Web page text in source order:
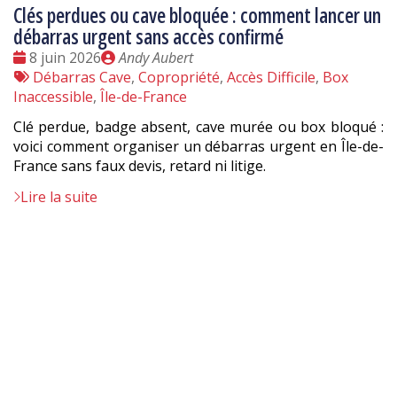
Clés perdues ou cave bloquée : comment lancer un
débarras urgent sans accès confirmé
Date
:
8 juin 2026
Publié
par
Andy Aubert
Tags
:
Débarras Cave, Copropriété, Accès Difficile, Box
Inaccessible, Île-de-France
Clé perdue, badge absent, cave murée ou box bloqué :
voici comment organiser un débarras urgent en Île-de-
France sans faux devis, retard ni litige.
Lire la suite